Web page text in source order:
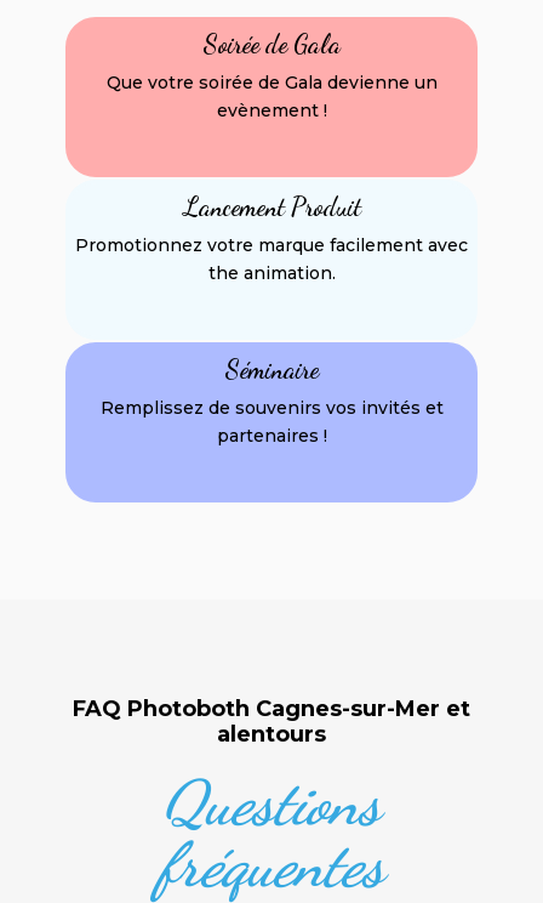
Soirée de Gala
Que votre soirée de Gala devienne un
evènement !
Lancement Produit
Promotionnez votre marque facilement avec
the animation.
Séminaire
Remplissez de souvenirs vos invités et
partenaires !
FAQ Photoboth Cagnes-sur-Mer et
alentours
Questions
fréquentes